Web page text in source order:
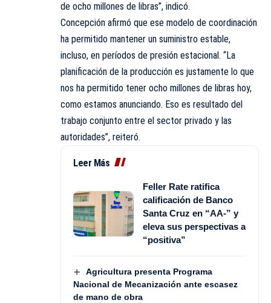
de ocho millones de libras”, indicó.
Concepción afirmó que ese modelo de coordinación
ha permitido mantener un suministro estable,
incluso, en períodos de presión estacional. “La
planificación de la producción es justamente lo que
nos ha permitido tener ocho millones de libras hoy,
como estamos anunciando. Eso es resultado del
trabajo conjunto entre el sector privado y las
autoridades”, reiteró.
Leer Más
Feller Rate ratifica
calificación de Banco
Santa Cruz en “AA-” y
eleva sus perspectivas a
“positiva”
Agricultura presenta Programa
Nacional de Mecanización ante escasez
de mano de obra